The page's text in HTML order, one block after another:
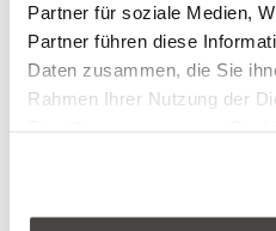
Partner für soziale Medien,
Partner führen diese
Daten zusammen, die Sie
Rahmen Ihrer Nutzung der